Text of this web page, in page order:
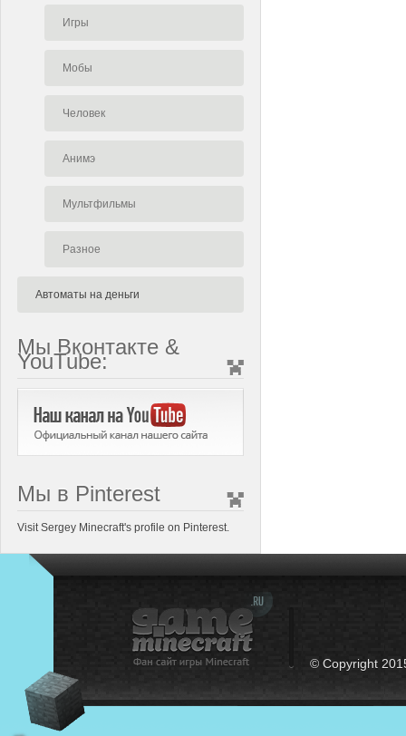
Игры
Мобы
Человек
Анимэ
Мультфильмы
Разное
Автоматы на деньги
Мы Вконтакте &
YouTube:
Мы в Pinterest
Visit Sergey Minecraft's profile on Pinterest.
© Copyright